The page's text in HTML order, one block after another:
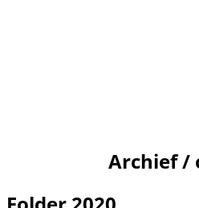
Archief /